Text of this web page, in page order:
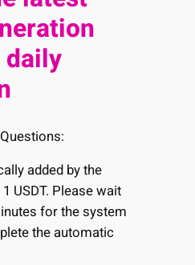
added by the
USDT. Please wait
for the system
the automatic